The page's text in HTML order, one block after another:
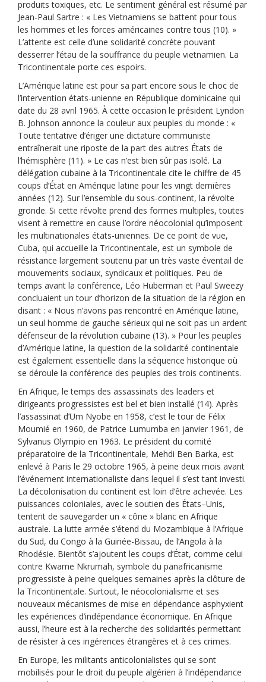
produits toxiques, etc. Le sentiment général est résumé par
Jean-Paul Sartre : « Les Vietnamiens se battent pour tous
les hommes et les forces américaines contre tous (10). »
L’attente est celle d’une solidarité concrète pouvant
desserrer l’étau de la souffrance du peuple vietnamien. La
Tricontinentale porte ces espoirs.
L’Amérique latine est pour sa part encore sous le choc de
l’intervention états-unienne en République dominicaine qui
date du 28 avril 1965. À cette occasion le président Lyndon
B. Johnson annonce la couleur aux peuples du monde : «
Toute tentative d’ériger une dictature communiste
entraînerait une riposte de la part des autres États de
l’hémisphère (11). » Le cas n’est bien sûr pas isolé. La
délégation cubaine à la Tricontinentale cite le chiffre de 45
coups d’État en Amérique latine pour les vingt dernières
années (12). Sur l’ensemble du sous-continent, la révolte
gronde. Si cette révolte prend des formes multiples, toutes
visent à remettre en cause l’ordre néocolonial qu’imposent
les multinationales états-uniennes. De ce point de vue,
Cuba, qui accueille la Tricontinentale, est un symbole de
résistance largement soutenu par un très vaste éventail de
mouvements sociaux, syndicaux et politiques. Peu de
temps avant la conférence, Léo Huberman et Paul Sweezy
concluaient un tour d’horizon de la situation de la région en
disant : « Nous n’avons pas rencontré en Amérique latine,
un seul homme de gauche sérieux qui ne soit pas un ardent
défenseur de la révolution cubaine (13). » Pour les peuples
d’Amérique latine, la question de la solidarité continentale
est également essentielle dans la séquence historique où
se déroule la conférence des peuples des trois continents.
En Afrique, le temps des assassinats des leaders et
dirigeants progressistes est bel et bien installé (14). Après
l’assassinat d’Um Nyobe en 1958, c’est le tour de Félix
Moumié en 1960, de Patrice Lumumba en janvier 1961, de
Sylvanus Olympio en 1963. Le président du comité
préparatoire de la Tricontinentale, Mehdi Ben Barka, est
enlevé à Paris le 29 octobre 1965, à peine deux mois avant
l’événement internationaliste dans lequel il s’est tant investi.
La décolonisation du continent est loin d’être achevée. Les
puissances coloniales, avec le soutien des États–Unis,
tentent de sauvegarder un « cône » blanc en Afrique
australe. La lutte armée s’étend du Mozambique à l’Afrique
du Sud, du Congo à la Guinée-Bissau, de l’Angola à la
Rhodésie. Bientôt s’ajoutent les coups d’État, comme celui
contre Kwame Nkrumah, symbole du panafricanisme
progressiste à peine quelques semaines après la clôture de
la Tricontinentale. Surtout, le néocolonialisme et ses
nouveaux mécanismes de mise en dépendance asphyxient
les expériences d’indépendance économique. En Afrique
aussi, l’heure est à la recherche des solidarités permettant
de résister à ces ingérences étrangères et à ces crimes.
En Europe, les militants anticolonialistes qui se sont
mobilisés pour le droit du peuple algérien à l’indépendance